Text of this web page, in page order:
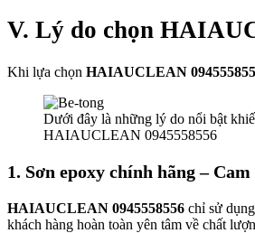
V. Lý do chọn
Khi lựa chọn HAIAUCLEAN
Dưới đây là những lý do nổi bật
HAIAUCLEAN 0945558556
1. Sơn epoxy chính hãng –
HAIAUCLEAN 0945558556 chỉ sử
khách hàng hoàn toàn yên tâm về chất